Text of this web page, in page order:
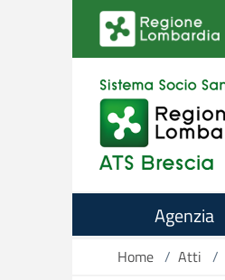
Salta al contenuto principale
Agenzia
Home / Atti /